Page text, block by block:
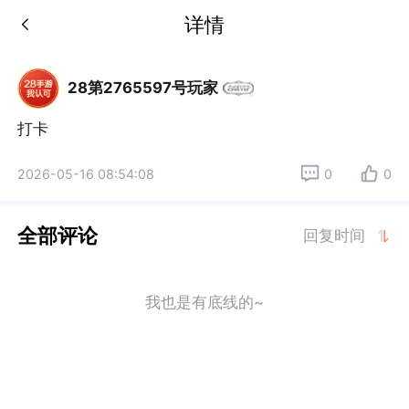
详情
28第2765597号玩家
打卡
2026-05-16 08:54:08 0 0
全部评论 回复时间
我也是有底线的~